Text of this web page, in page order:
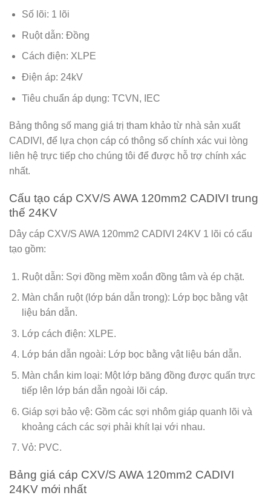
Số lõi: 1 lõi
Ruột dẫn: Đồng
Cách điện: XLPE
Điện áp: 24kV
Tiêu chuẩn áp dụng: TCVN, IEC
Bảng thông số mang giá trị tham khảo từ nhà sản xuất
CADIVI, để lựa chọn cáp có thông số chính xác vui lòng
liên hệ trực tiếp cho chúng tôi để được hỗ trợ chính xác
nhất.
Cấu tạo cáp CXV/S AWA 120mm2 CADIVI trung
thế 24KV
Dây cáp CXV/S AWA 120mm2 CADIVI 24KV 1 lõi có cấu
tạo gồm:
Ruột dẫn: Sợi đồng mềm xoắn đồng tâm và ép chặt.
Màn chắn ruột (lớp bán dẫn trong): Lớp bọc bằng vật
liệu bán dẫn.
Lớp cách điện: XLPE.
Lớp bán dẫn ngoài: Lớp bọc bằng vật liệu bán dẫn.
Màn chắn kim loại: Một lớp băng đồng được quấn trực
tiếp lên lớp bán dẫn ngoài lõi cáp.
Giáp sợi bảo vệ: Gồm các sợi nhôm giáp quanh lõi và
khoảng cách các sợi phải khít lại với nhau.
Vỏ: PVC.
Bảng giá cáp CXV/S AWA 120mm2 CADIVI
24KV mới nhất